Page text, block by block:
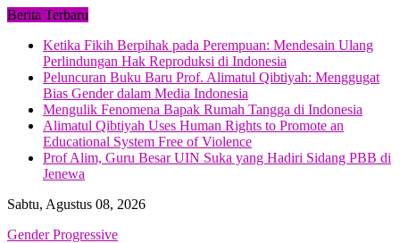
Skip
content
Berita Terbaru
Ketika Fikih Berpihak pada Perempuan: Mendesain Ulang
Perlindungan Hak Reproduksi di Indonesia
Peluncuran Buku Baru Prof. Alimatul Qibtiyah: Menggugat
Bias Gender dalam Media Indonesia
Mengulik Fenomena Bapak Rumah Tangga di Indonesia
Alimatul Qibtiyah Uses Human Rights to Promote an
Educational System Free of Violence
Prof Alim, Guru Besar UIN Suka yang Hadiri Sidang PBB di
Jenewa
Sabtu, Agustus 08, 2026
Gender Progressive